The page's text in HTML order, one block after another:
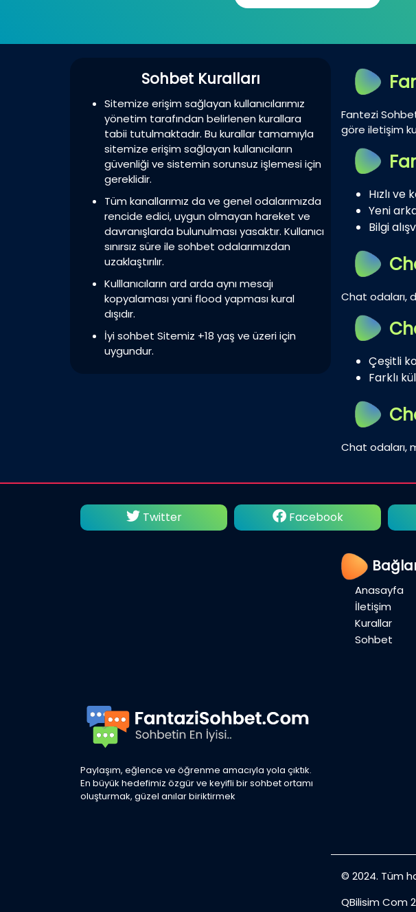
Sohbet Kuralları
Sitemize erişim sağlayan kullanıcılarımız
yönetim tarafından belirlenen kurallara
tabii tutulmaktadır. Bu kurallar tamamıyla
sitemize erişim sağlayan kullanıcıların
güvenliği ve sistemin sorunsuz işlemesi için
gereklidir.
Tüm kanallarımız da ve genel odalarımızda
rencide edici, uygun olmayan hareket ve
davranışlarda bulunulması yasaktır. Kullanıcı
sınırsız süre ile sohbet odalarımızdan
uzaklaştırılır.
Kulllanıcıların ard arda aynı mesajı
kopyalaması yani flood yapması kural
dışıdır.
İyi sohbet Sitemiz +18 yaş ve üzeri için
uygundur.
Fantezi
göre iletişim
Hızlı ve
Yeni
Bilgi
Chat odaları,
Çeşitli
Farklı
Chat odaları,
Twitter Facebook
Paylaşım, eğlence ve öğrenme amacıyla yola çıktık.
En büyük hedefimiz özgür ve keyifli bir sohbet ortamı
oluşturmak, güzel anılar biriktirmek
Anasayfa
İletişim
Kurallar
Sohbet
© 2024. Tüm
QBilisim Com